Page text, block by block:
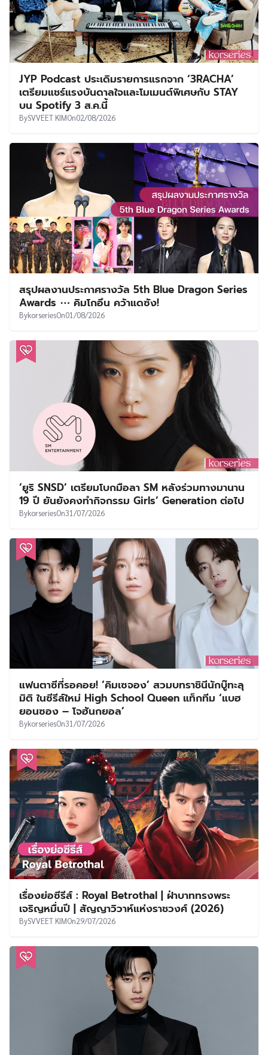
JYP Podcast ประเดิมรายการแรกจาก ‘3RACHA’
เตรียมแชร์แรงบันดาลใจและโมเมนต์พิเศษกับ STAY
บน Spotify 3 ส.ค.นี้
BySVVEET KIMOn02/08/2026
สรุปผลงานประกาศรางวัล 5th Blue Dragon Series
Awards ⋯ คิมโกอึน คว้าแดซัง!
BykorseriesOn01/08/2026
‘ยูริ SNSD’ เตรียมโบกมือลา SM หลังร่วมทางมานาน
19 ปี ยันยังคงทำกิจกรรม Girls’ Generation ต่อไป
BykorseriesOn31/07/2026
แฟนตาซีที่รอคอย! ‘คิมเซจอง’ สวมบทราชินีนักบู๊ทะลุ
มิติ ในซีรีส์ใหม่ High School Queen แท็กทีม ‘แบฮ
ยอนซอง – โจฮันกยอล’
BykorseriesOn31/07/2026
เรื่องย่อซีรีส์ : Royal Betrothal | ฝ่าบาททรงพระ
เจริญหมื่นปี | สัญญาวิวาห์แห่งราชวงศ์ (2026)
BySVVEET KIMOn29/07/2026